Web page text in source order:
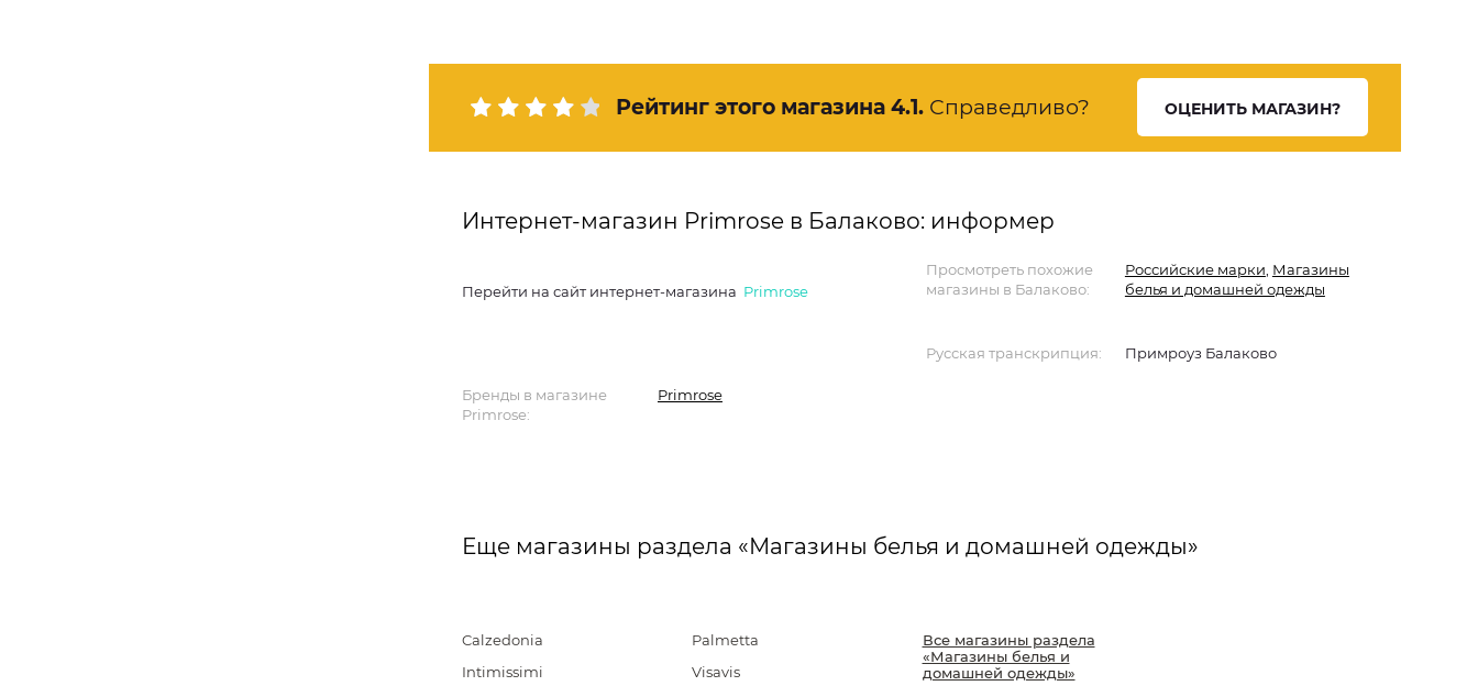
Рейтинг этого магазина 4.1. Справедливо? ОЦЕНИТЬ МАГАЗИН?
Интернет-магазин Primrose в Балаково: информер
Перейти на сайт интернет-магазина Primrose
Просмотреть похожие
магазины в Балаково:
Российские марки Магазины
белья и домашней одежды
Русская транскрипция: Примроуз Балаково
Бренды в магазине
Primrose:
Primrose
Еще магазины раздела «Магазины белья и домашней одежды»
Calzedonia
Intimissimi
Palmetta
Visavis
Все магазины раздела
«Магазины белья и
домашней одежды»